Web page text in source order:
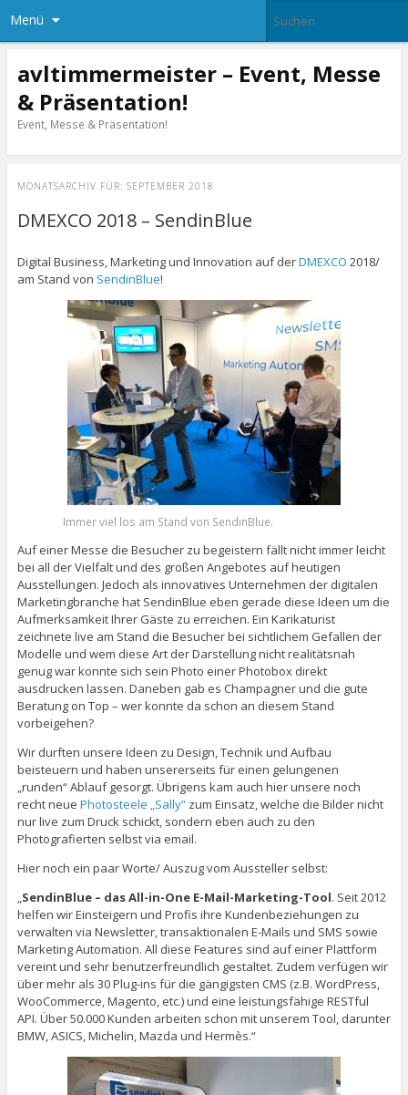
Menü
avltimmermeister – Event, Messe
& Präsentation!
Event, Messe & Präsentation!
MONATSARCHIV FÜR: SEPTEMBER 2018
DMEXCO 2018 – SendinBlue
Digital Business, Marketing und Innovation auf derDMEXCO 2018/
am Stand von SendinBlue!
Immer viel los am Stand von SendinBlue.
Auf einer Messe die Besucher zu begeistern fällt nicht immer leicht
bei all der Vielfalt und des großen Angebotes auf heutigen
Ausstellungen. Jedoch als innovatives Unternehmen der digitalen
Marketingbranche hat SendinBlue eben gerade diese Ideen um die
Aufmerksamkeit Ihrer Gäste zu erreichen. Ein Karikaturist
zeichnete live am Stand die Besucher bei sichtlichem Gefallen der
Modelle und wem diese Art der Darstellung nicht realitätsnah
genug war konnte sich sein Photo einer Photobox direkt
ausdrucken lassen. Daneben gab es Champagner und die gute
Beratung on Top – wer konnte da schon an diesem Stand
vorbeigehen?
Wir durften unsere Ideen zu Design, Technik und Aufbau
beisteuern und haben unsererseits für einen gelungenen
„runden“ Ablauf gesorgt. Übrigens kam auch hier unsere noch
recht neue Photosteele „Sally“zum Einsatz, welche die Bilder nicht
nur live zum Druck schickt, sondern eben auch zu den
Photografierten selbst via email.
Hier noch ein paar Worte/ Auszug vom Aussteller selbst:
„SendinBlue – das All-in-One E-Mail-Marketing-Tool. Seit 2012
helfen wir Einsteigern und Profis ihre Kundenbeziehungen zu
verwalten via Newsletter, transaktionalen E-Mails und SMS sowie
Marketing Automation. All diese Features sind auf einer Plattform
vereint und sehr benutzerfreundlich gestaltet. Zudem verfügen wir
über mehr als 30 Plug-ins für die gängigsten CMS (z.B. WordPress,
WooCommerce, Magento, etc.) und eine leistungsfähige RESTful
API. Über 50.000 Kunden arbeiten schon mit unserem Tool, darunter
BMW, ASICS, Michelin, Mazda und Hermès.“